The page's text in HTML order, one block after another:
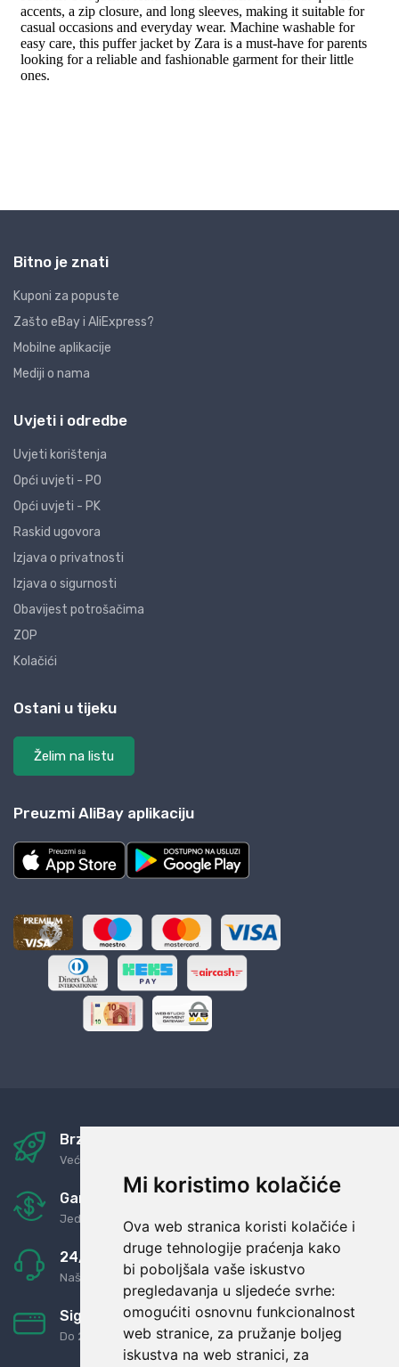
Mi koristimo kolačiće
Ova web stranica koristi kolačiće i
druge tehnologije praćenja kako
bi poboljšala vaše iskustvo
pregledavanja u sljedeće svrhe:
omogućiti osnovnu funkcionalnost
web stranice, za pružanje boljeg
iskustva na web stranici, za
Bitno je znati
Kuponi za popuste
Zašto eBay i AliExpress?
Mobilne aplikacije
Mediji o nama
Uvjeti i odredbe
Uvjeti korištenja
Opći uvjeti - PO
Opći uvjeti - PK
Raskid ugovora
Izjava o privatnosti
Izjava o sigurnosti
Obavijest potrošačima
ZOP
Kolačići
Ostani u tijeku
Želim na listu
Preuzmi AliBay aplikaciju
Brza i sigurna dostava
Već za nekoliko dana kod vas
Garancija u povrat novaca
Jednostavno pravilo: Roba za novac
24/7 odlična podrška
Naši agenti uvijek na raspolaganju
Sigurno obročno plaćanje
Do 24 rata bez kamata